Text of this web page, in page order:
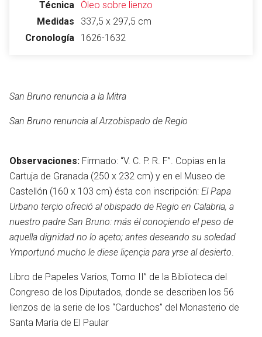
Técnica
Óleo sobre lienzo
Medidas
337,5 x 297,5 cm
Cronología
1626-1632
San Bruno renuncia a la Mitra
San Bruno renuncia al Arzobispado de Regio
Observaciones: Firmado: “V. C. P. R. F”. Copias en la
Cartuja de Granada (250 x 232 cm) y en el Museo de
Castellón (160 x 103 cm) ésta con inscripción: El Papa
Urbano terçio ofreció al obispado de Regio en Calabria, a
nuestro padre San Bruno: más él conoçiendo el peso de
aquella dignidad no lo açeto; antes deseando su soledad
Ymportunó mucho le diese liçençia para yrse al desierto
Libro de Papeles Varios, Tomo II” de la Biblioteca del
Congreso de los Diputados, donde se describen los 56
lienzos de la serie de los “Carduchos” del Monasterio de
Santa María de El Paular